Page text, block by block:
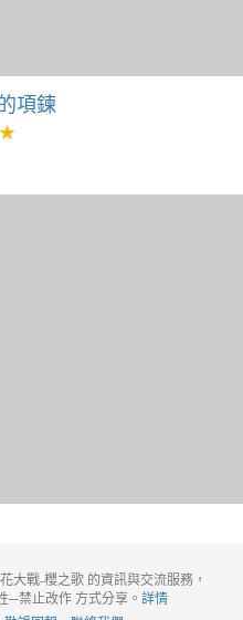
項鍊
大戰-櫻之歌 的資訊與交流服務，
─禁止改作 方式分享。 詳情